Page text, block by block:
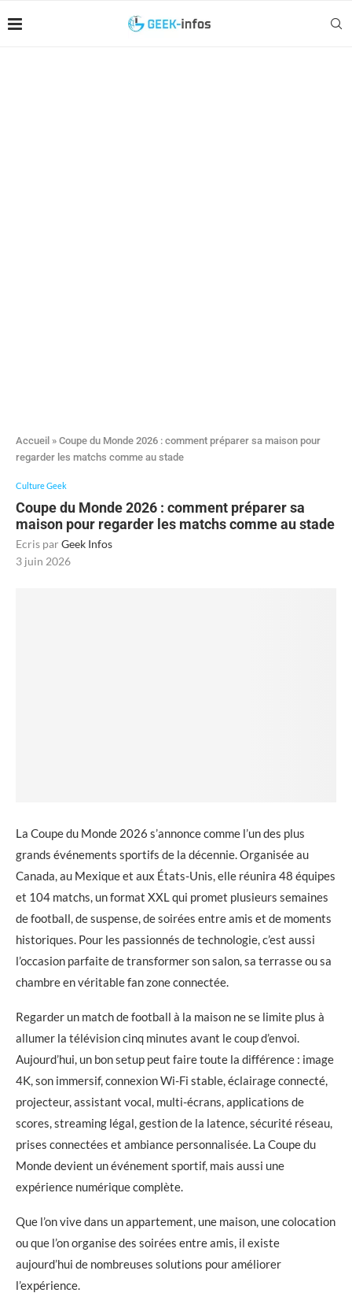
Accueil » Coupe du Monde 2026 : comment préparer sa maison pour
regarder les matchs comme au stade
Culture Geek
Coupe du Monde 2026 : comment préparer sa
maison pour regarder les matchs comme au stade
Ecris par Geek Infos
3 juin 2026
La Coupe du Monde 2026 s’annonce comme l’un des plus
grands événements sportifs de la décennie. Organisée au
Canada, au Mexique et aux États-Unis, elle réunira 48 équipes
et 104 matchs, un format XXL qui promet plusieurs semaines
de football, de suspense, de soirées entre amis et de moments
historiques. Pour les passionnés de technologie, c’est aussi
l’occasion parfaite de transformer son salon, sa terrasse ou sa
chambre en véritable fan zone connectée.
Regarder un match de football à la maison ne se limite plus à
allumer la télévision cinq minutes avant le coup d’envoi.
Aujourd’hui, un bon setup peut faire toute la différence : image
4K, son immersif, connexion Wi-Fi stable, éclairage connecté,
projecteur, assistant vocal, multi-écrans, applications de
scores, streaming légal, gestion de la latence, sécurité réseau,
prises connectées et ambiance personnalisée. La Coupe du
Monde devient un événement sportif, mais aussi une
expérience numérique complète.
Que l’on vive dans un appartement, une maison, une colocation
ou que l’on organise des soirées entre amis, il existe
aujourd’hui de nombreuses solutions pour améliorer
l’expérience.